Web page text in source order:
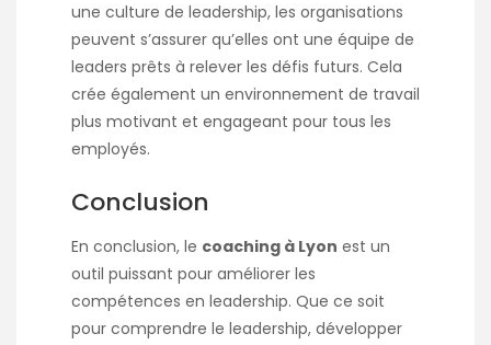
une culture de leadership, les organisations
peuvent s’assurer qu’elles ont une équipe de
leaders prêts à relever les défis futurs. Cela
crée également un environnement de travail
plus motivant et engageant pour tous les
employés.
Conclusion
En conclusion, le coaching à Lyon est un
outil puissant pour améliorer les
compétences en leadership. Que ce soit
pour comprendre le leadership, développer